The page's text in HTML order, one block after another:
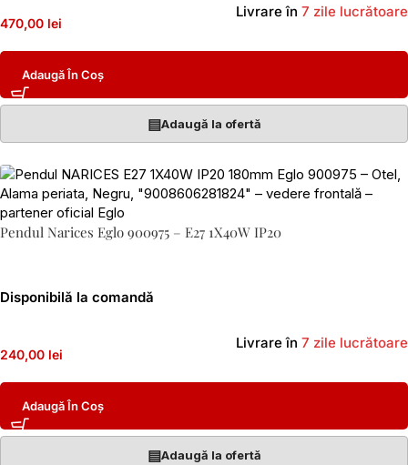
470,00 lei
Livrare în 7 zile lucrătoare
Adaugă În Coș
▤Adaugă la ofertă
Pendul Narices Eglo 900975 – E27 1X40W IP20
Disponibilă la comandă
240,00 lei
Livrare în 7 zile lucrătoare
Adaugă În Coș
▤Adaugă la ofertă